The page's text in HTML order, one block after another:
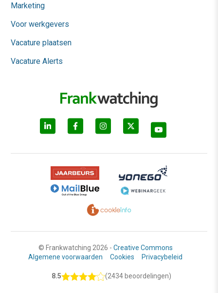
Marketing
Voor werkgevers
Vacature plaatsen
Vacature Alerts
© Frankwatching 2026 - Creative Commons
Algemene voorwaarden
Cookies Privacybeleid
8.5 (2434 beoordelingen)